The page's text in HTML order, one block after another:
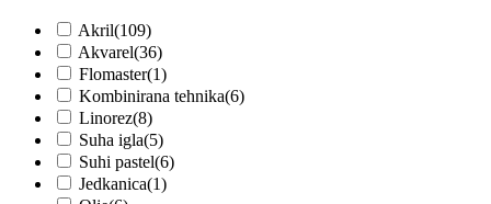
Akril(109)
Akvarel(36)
Flomaster(1)
Kombinirana tehnika(6)
Linorez(8)
Suha igla(5)
Suhi pastel(6)
Jedkanica(1)